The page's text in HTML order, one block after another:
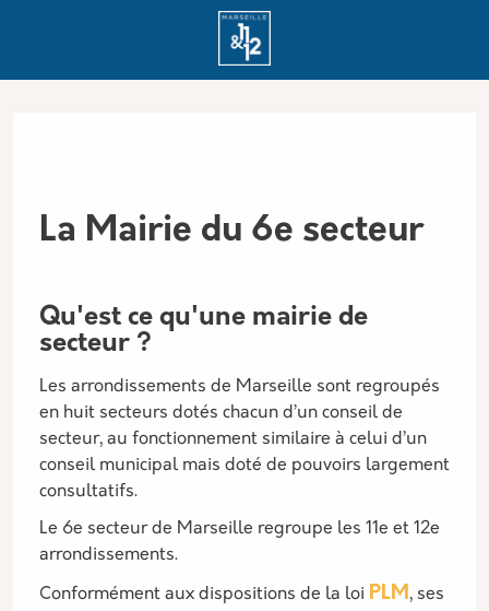
La Mairie du 6e secteur
Description
Qu'est ce qu'une mairie de
secteur ?
Les arrondissements de Marseille sont regroupés
en huit secteurs dotés chacun d’un conseil de
secteur, au fonctionnement similaire à celui d’un
conseil municipal mais doté de pouvoirs largement
consultatifs.
Le 6e secteur de Marseille regroupe les 11e et 12e
arrondissements.
Conformément aux dispositions de la loi PLM, ses
Panneau de gestion des cookies